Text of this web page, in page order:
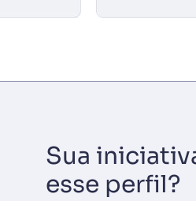
Sua
esse perfil?